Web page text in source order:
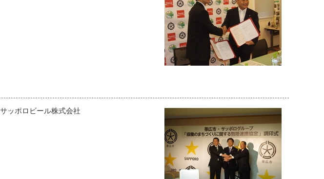
ッポロビール株式会社